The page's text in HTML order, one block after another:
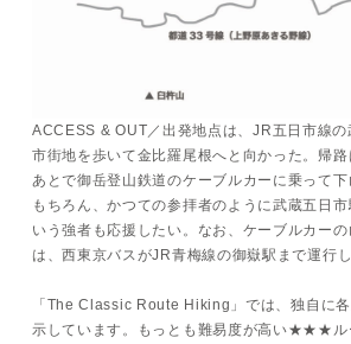
ACCESS & OUT／出発地点は、JR五日市線の
市街地を歩いて金比羅尾根へと向かった。帰
あとで御岳登山鉄道のケーブルカーに乗って下
もちろん、かつての参拝者のように武蔵五日
いう強者も応援したい。なお、ケーブルカー
は、西東京バスがJR青梅線の御嶽駅まで運行し
「The Classic Route Hiking」では、独自に
示しています。もっとも難易度が高い★★★ル